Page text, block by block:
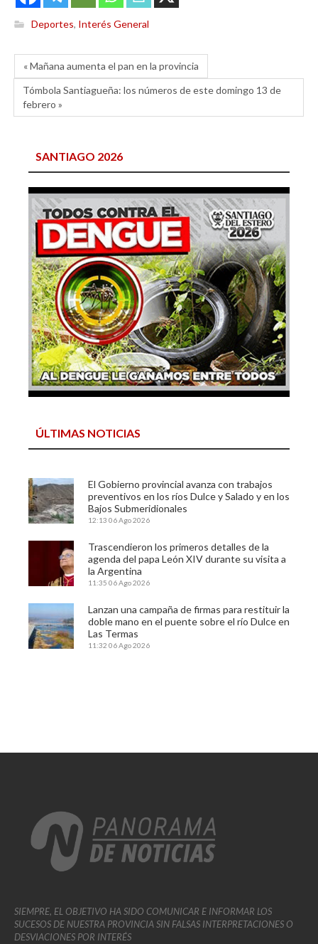
Deportes, Interés General
« Mañana aumenta el pan en la provincia
Tómbola Santiagueña: los números de este domingo 13 de
febrero »
SANTIAGO 2026
ÚLTIMAS NOTICIAS
El Gobierno provincial avanza con trabajos
preventivos en los ríos Dulce y Salado y en los
Bajos Submeridionales
12:13 06 Ago 2026
Trascendieron los primeros detalles de la
agenda del papa León XIV durante su visita a
la Argentina
11:35 06 Ago 2026
Lanzan una campaña de firmas para restituir la
doble mano en el puente sobre el río Dulce en
Las Termas
11:32 06 Ago 2026
SIEMPRE, EL OBJETIVO HA SIDO COMUNICAR E INFORMAR LOS
SUCESOS DE NUESTRA PROVINCIA SIN FALSAS INTERPRETACIONES O
DESVIACIONES POR INTERÉS